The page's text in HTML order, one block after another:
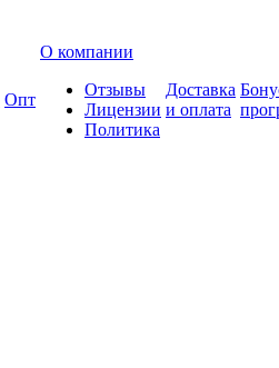
Опт
О компании
Отзывы
Лицензии
Политика
Доставка
и оплата